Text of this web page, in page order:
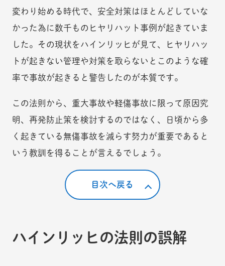
変わり始める時代で、安全対策はほとんどしていな
かった為に数千ものヒヤリハット事例が起きていま
した。その現状をハインリッヒが見て、ヒヤリハッ
トが起きない管理や対策を取らないとこのような確
率で事故が起きると警告したのが本質です。
この法則から、重大事故や軽傷事故に限って原因究
明、再発防止策を検討するのではなく、日頃から多
く起きている無傷事故を減らす努力が重要であると
いう教訓を得ることが言えるでしょう。
目次へ戻る
ハインリッヒの法則の誤解